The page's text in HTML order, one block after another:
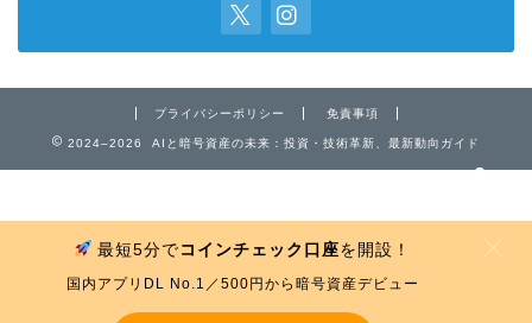
プライバシーポリシー 免責事項
2024–2026 AIと暗号資産の未来：投資・技術革新、最新動向ガイド
お問い合わせ
最短5分でコインチェック口座を開設！
国内アプリDL No.1／500円から暗号資産デビュー